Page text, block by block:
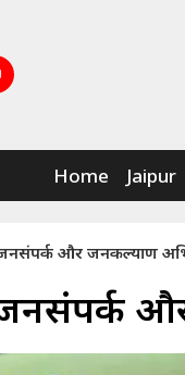
Home Jaipur
और जनकल्याण